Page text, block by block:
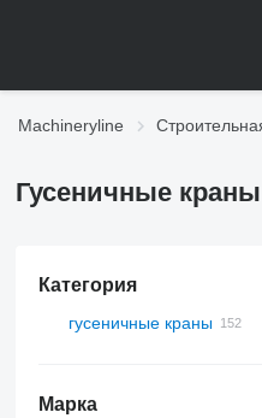
Machineryline
Гусеничные
Категория
гусеничные краны
Марка